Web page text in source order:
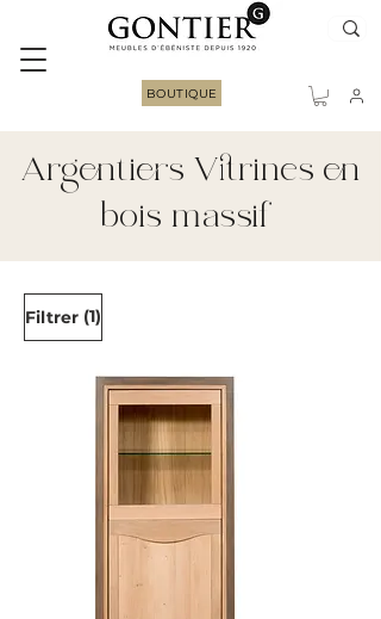
BOUTIQUE
Argentiers Vitrines en
bois massif
Filtrer (1)